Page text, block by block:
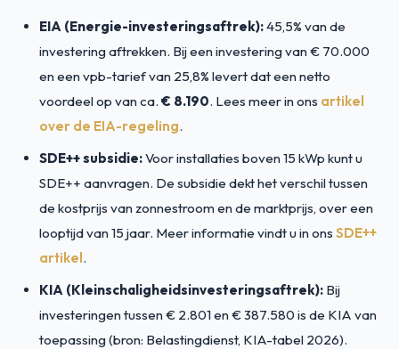
EIA (Energie-investeringsaftrek):45,5% van de
investering aftrekken. Bij een investering van € 70.000
en een vpb-tarief van 25,8% levert dat een netto
voordeel op van ca. € 8.190. Lees meer in ons artikel
over de EIA-regeling.
SDE++ subsidie:Voor installaties boven 15 kWp kunt u
SDE++ aanvragen. De subsidie dekt het verschil tussen
de kostprijs van zonnestroom en de marktprijs, over een
looptijd van 15 jaar. Meer informatie vindt u in ons SDE++
artikel.
KIA (Kleinschaligheidsinvesteringsaftrek): Bij
investeringen tussen € 2.801 en € 387.580 is de KIA van
toepassing (bron: Belastingdienst, KIA-tabel 2026).